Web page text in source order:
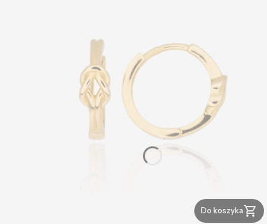
Do koszyka